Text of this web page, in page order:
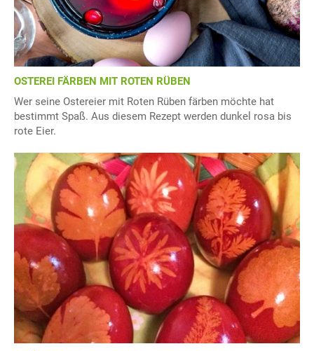
OSTEREI FÄRBEN MIT ROTEN RÜBEN
Wer seine Ostereier mit Roten Rüben färben möchte hat
bestimmt Spaß. Aus diesem Rezept werden dunkel rosa bis
rote Eier.